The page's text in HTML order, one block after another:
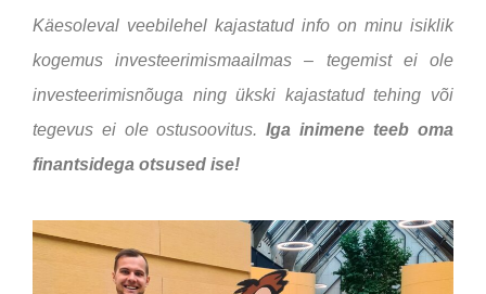
Käesoleval veebilehel kajastatud info on minu isiklik
kogemus investeerimismaailmas – tegemist ei ole
investeerimisnõuga ning ükski kajastatud tehing või
tegevus ei ole ostusoovitus. Iga inimene teeb oma
finantsidega otsused ise!